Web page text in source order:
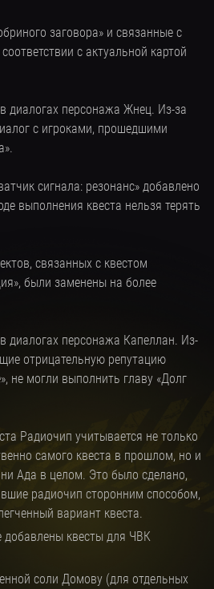
заговора» и связанные с
с актуальной картой
диалогах персонажа Жнец. Из-за
с игроками, прошедшими
сигнала: резонанс» добавлено
выполнения квеста нельзя терять
связанных с квестом
были заменены на более
диалогах персонажа Капеллан. Из-
отрицательную репутацию
не могли выполнить главу «Долг
Радиочип учитывается не только
самого квеста в прошлом, но и
Ада в целом. Это было сделано,
радиочип сторонним способом,
вариант квеста.
квесты для ЧВК
соли Домову (для отдельных